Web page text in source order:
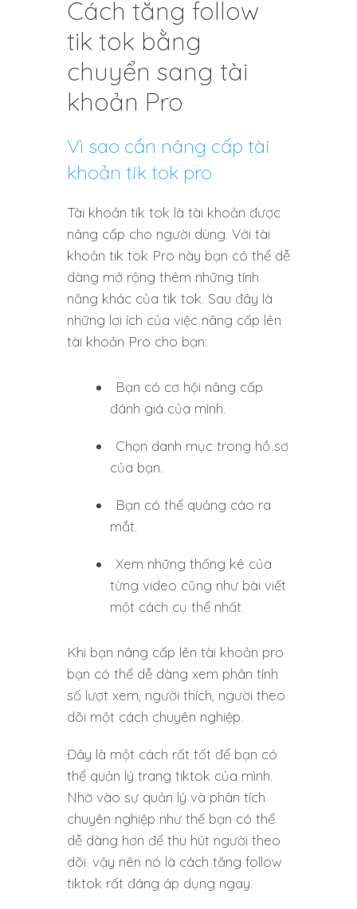
Cách tăng follow
tik tok bằng
chuyển sang tài
khoản Pro
Vì sao cần nâng cấp tài
khoản tik tok pro
Tài khoản tik tok là tài khoản được
nâng cấp cho người dùng. Với tài
khoản tik tok Pro này bạn có thể dễ
dàng mở rộng thêm những tính
năng khác của tik tok. Sau đây là
những lợi ích của việc nâng cấp lên
tài khoản Pro cho bạn:
Bạn có cơ hội nâng cấp
đánh giá của mình.
Chọn danh mục trong hồ sơ
của bạn.
Bạn có thể quảng cáo ra
mắt.
Xem những thống kê của
từng video cũng như bài viết
một cách cụ thể nhất.
Khi bạn nâng cấp lên tài khoản pro
bạn có thể dễ dàng xem phân tính
số lượt xem, người thích, người theo
dõi một cách chuyên nghiệp.
Đây là một cách rất tốt để bạn có
thể quản lý trang tiktok của mình.
Nhờ vào sự quản lý và phân tích
chuyên nghiệp như thế bạn có thể
dễ dàng hơn để thu hút người theo
dõi. vậy nên nó là cách tăng follow
tiktok rất đáng áp dụng ngay.